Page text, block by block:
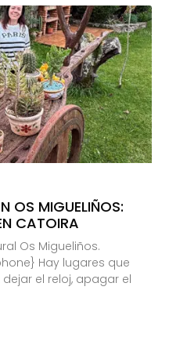
OS MIGUELIÑOS:
CATOIRA
Os Migueliños.
Hay lugares que
el reloj, apagar el